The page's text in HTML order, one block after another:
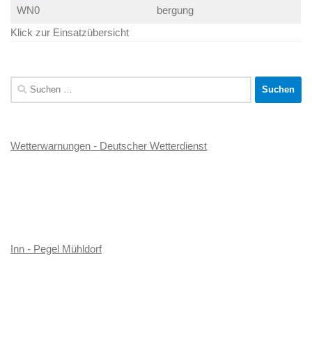
WN0
bergung
Klick zur Einsatzübersicht
Suchen
nach:
Wetterwarnungen - Deutscher Wetterdienst
Inn - Pegel Mühldorf